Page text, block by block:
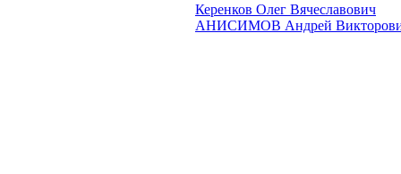
Керенков Олег Вячеславович
АНИСИМОВ Андрей